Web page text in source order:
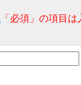
「必須」の項目